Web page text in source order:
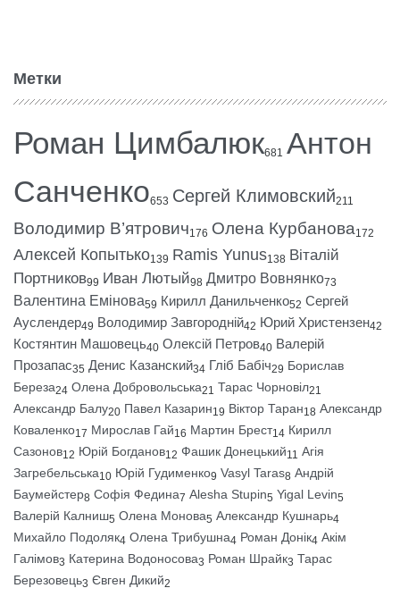
Метки
Роман Цимбалюк681 Антон
Санченко653 Сергей Климовский211
Володимир В’ятрович176 Олена Курбанова172
Алексей Копытько139 Ramis Yunus138 Віталій
Портников99 Иван Лютый98 Дмитро Вовнянко73
Валентина Емінова59 Кирилл Данильченко52 Сергей
Ауслендер49 Володимир Завгородній42 Юрий Христензен42
Костянтин Машовець40 Олексій Петров40 Валерій
Прозапас35 Денис Казанский34 Гліб Бабіч29 Борислав
Береза24 Олена Добровольська21 Тарас Чорновіл21
Александр Балу20 Павел Казарин19 Віктор Таран18 Александр
Коваленко17 Мирослав Гай16 Мартин Брест14 Кирилл
Сазонов12 Юрій Богданов12 Фашик Донецький11 Агія
Загребельська10 Юрій Гудименко9 Vasyl Taras8 Андрій
Баумейстер8 Софія Федина7 Alesha Stupin5 Yigal Levin5
Валерій Калниш5 Олена Монова5 Александр Кушнарь4
Михайло Подоляк4 Олена Трибушна4 Роман Донік4 Акім
Галімов3 Катерина Водоносова3 Роман Шрайк3 Тарас
Березовець3 Євген Дикий2